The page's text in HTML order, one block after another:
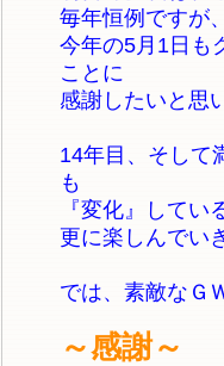
毎年恒例ですが
今年の5月1日も
ことに
感謝したいと思
14年目、そして
も
『変化』してい
更に楽しんでい
では、素敵なＧ
～感謝～